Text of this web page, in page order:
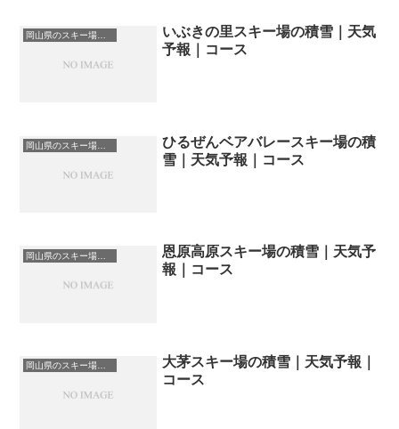
岡山県のスキー場・ゲレンデの一覧
いぶきの里スキー場の積雪｜天気
予報｜コース
岡山県のスキー場・ゲレンデの一覧
ひるぜんベアバレースキー場の積
雪｜天気予報｜コース
岡山県のスキー場・ゲレンデの一覧
恩原高原スキー場の積雪｜天気予
報｜コース
岡山県のスキー場・ゲレンデの一覧
大茅スキー場の積雪｜天気予報｜
コース